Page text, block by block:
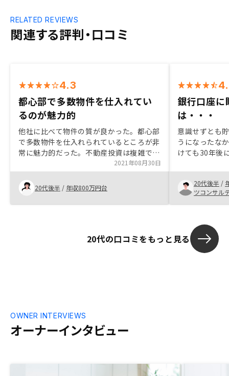
関連する評判・口コミ
RELATED REVIEWS
4.3
都心部で多数物件を仕入れてい
るのが魅力的
他社に比べて物件の質が良かった。都心部
で多数物件を仕入れられているところが非
常に魅力的だった。不動産投資は複雑で難
しそうというイメージだったが、管理を始
めとして一括管理を任せられるところが魅
力的で、不安については丁寧に説明頂き払
拭された。 物件の良さについてはピカイ
チだったので、是非そこは信頼して良いと
2021年08月30日
20代後半 / 年収800万円台
銀行口座に
は・・・
意識せずとも
うになったな
けても30年後
えた時に、少
是非トライし
けてみました
をとることな
ると感じたた
た。皆さん実
すが、何回か
20代後半 /
ツコンサル
20代の口コミをもっと見る
オーナーインタビュー
OWNER INTERVIEWS